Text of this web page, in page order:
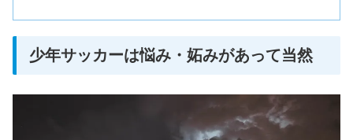
少年サッカーは悩み・妬みがあって当然